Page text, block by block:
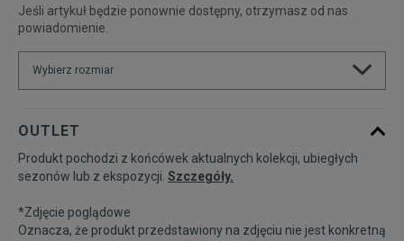
Jeśli artykuł będzie ponownie dostępny, otrzymasz od nas
powiadomienie.
Wybierz rozmiar
41,5 26 cm Powiadom o dostępności
42 26,5 cm
OUTLET
Produkt pochodzi z końcówek aktualnych kolekcji, ubiegłych
sezonów lub z ekspozycji. Szczegóły.
*Zdjęcie poglądowe
Oznacza, że produkt przedstawiony na zdjęciu nie jest konkretną